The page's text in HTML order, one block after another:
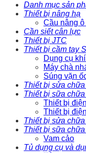
Danh mục sản
Thiết bị nâng hạ
Cầu nâng ô
Cần siết cân lực
Thiết bị JTC
Thiết bị cầm tay
Dụng cụ
Máy chà
Súng vặn
Thiết bị sửa
Thiết bị sữa
Thiết bị
Thiết bị
Thiết bị sửa
Thiết bị sữa
Vam cảo
Tủ dụng cụ và